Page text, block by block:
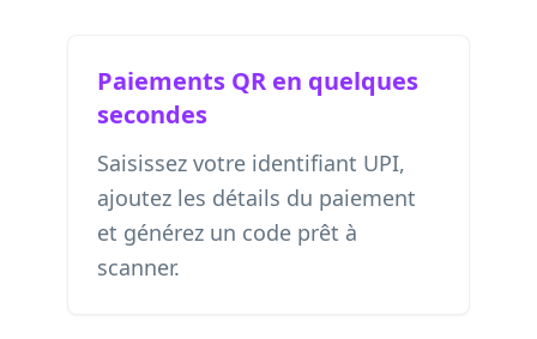
Paiements QR en quelques
secondes
Saisissez votre identifiant UPI,
ajoutez les détails du paiement
et générez un code prêt à
scanner.